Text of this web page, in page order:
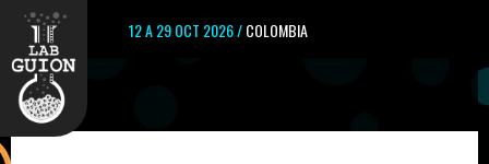
12 A 29 OCT 2026 /COLOMBIA